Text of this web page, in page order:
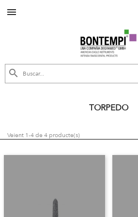


TORPEDO
Veient 1-4 de 4 producte(s)